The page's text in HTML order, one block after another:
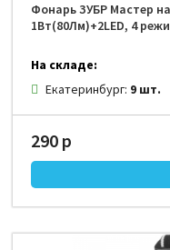
Фонарь ЗУБР Мастер
1Вт(80Лм)+2LED, 4
На складе:
Екатеринбург: 9 шт.
290 р